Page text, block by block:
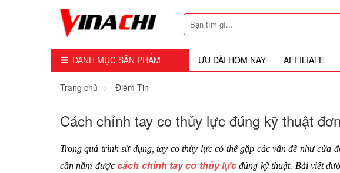
DANH MỤC SẢN PHẨM ƯU ĐÃI HÔM NAY AFFILIATE
Dụng Cụ - Công Cụ
Máy Cầm Tay
Trang chủ Điểm Tin
Cách chỉnh tay co thủy lực đúng kỹ thuật
Trong quá trình sử dụng, tay co thủy lực có thể gặp các vấn đề như cửa
cần nắm được cách chỉnh tay co thủy lực đúng kỹ thuật. Bài viết